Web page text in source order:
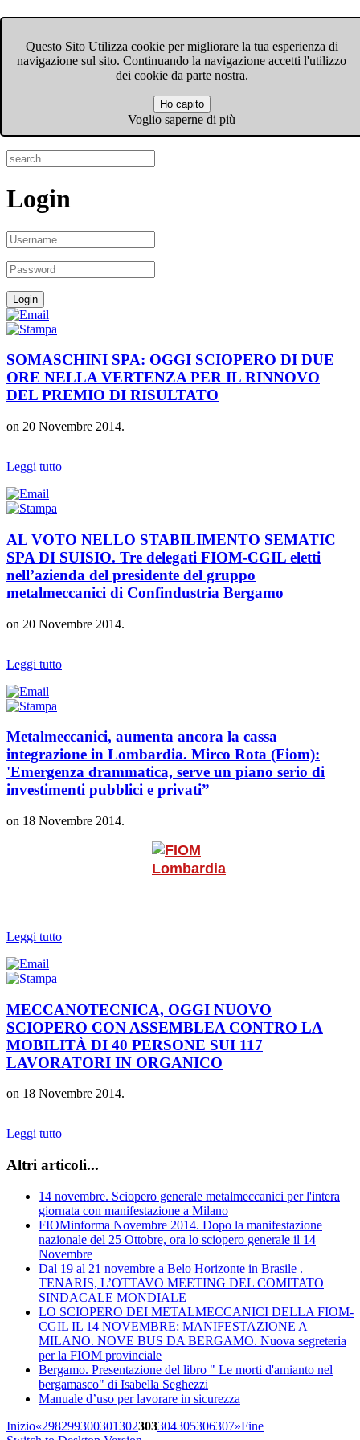
Questo Sito Utilizza cookie per migliorare la tua esperienza di
navigazione sul sito. Continuando la navigazione accetti l'utilizzo
dei cookie da parte nostra.
Ho capito
Voglio saperne di più
Menu
Login
SOMASCHINI SPA: OGGI SCIOPERO DI DUE
ORE NELLA VERTENZA PER IL RINNOVO
DEL PREMIO DI RISULTATO
on 20 Novembre 2014.
Leggi tutto
AL VOTO NELLO STABILIMENTO SEMATIC
SPA DI SUISIO. Tre delegati FIOM-CGIL eletti
nell’azienda del presidente del gruppo
metalmeccanici di Confindustria Bergamo
on 20 Novembre 2014.
Leggi tutto
Metalmeccanici, aumenta ancora la cassa
integrazione in Lombardia. Mirco Rota (Fiom):
'Emergenza drammatica, serve un piano serio di
investimenti pubblici e privati”
on 18 Novembre 2014.
Leggi tutto
MECCANOTECNICA, OGGI NUOVO
SCIOPERO CON ASSEMBLEA CONTRO LA
MOBILITÀ DI 40 PERSONE SUI 117
LAVORATORI IN ORGANICO
on 18 Novembre 2014.
Leggi tutto
Altri articoli...
14 novembre. Sciopero generale metalmeccanici per l'intera
giornata con manifestazione a Milano
FIOMinforma Novembre 2014. Dopo la manifestazione
nazionale del 25 Ottobre, ora lo sciopero generale il 14
Novembre
Dal 19 al 21 novembre a Belo Horizonte in Brasile .
TENARIS, L’OTTAVO MEETING DEL COMITATO
SINDACALE MONDIALE
LO SCIOPERO DEI METALMECCANICI DELLA FIOM-
CGIL IL 14 NOVEMBRE: MANIFESTAZIONE A
MILANO. NOVE BUS DA BERGAMO. Nuova segreteria
per la FIOM provinciale
Bergamo. Presentazione del libro " Le morti d'amianto nel
bergamasco" di Isabella Seghezzi
Manuale d’uso per lavorare in sicurezza
Inizio«298299300301302303304305306307»Fine